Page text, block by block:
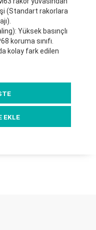
(Standart rakorlara
Yüksek basınçlı
koruma sınıfı.
kolay fark edilen
EKLE